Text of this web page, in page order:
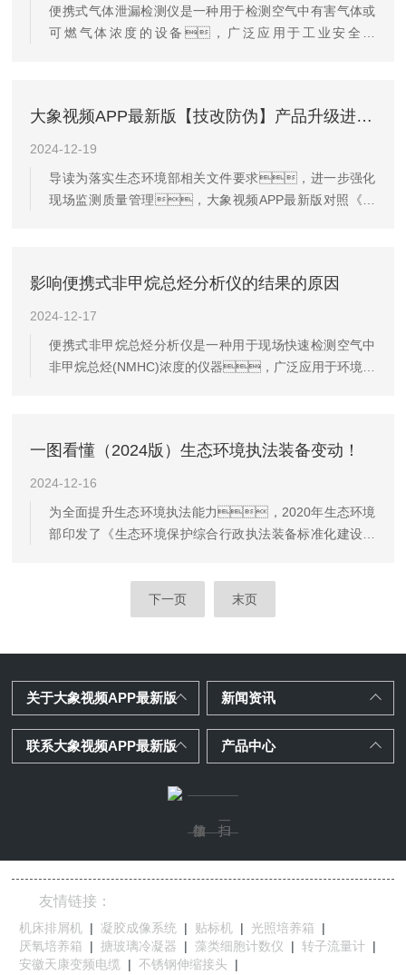
减。2.信号检测：衰减后的β射线被探测
器接收，转化为电信号。该电信号与烟
样...
便携式气体泄漏检测仪是一种用于检测空气中有害气体或
可燃气体浓度的设备，广泛应用于工业安全监
的准确性和安全性。1.使用前准备-仔细阅读说明
书：在使用便携式气体泄漏检测仪之前，务
的性能、操作方法和注意事项。-检查电池电
量：确保电池电量充足，如发现电池电量不
大象视频APP最新版【技改防伪】产品升级进行时！
2024-12-19
导读为落实生态环境部相关文件要求，进一步强化
现场监测质量管理，大象视频APP最新版对照《现
影响便携式非甲烷总烃分析仪的结果的原因
2024-12-17
便携式非甲烷总烃分析仪是一种用于现场快速检测空气中
非甲烷总烃(NMHC)浓度的仪器，广泛应用于环境监
携式非甲烷总烃分析仪影响因素的详细描述：
一、环境条件1.温度变化：温度对便携式非
仪器内部元件过热，影响电子信号的稳定
性；低温则可能导致反应速率下降，影响检测
使用时应采取相应的防护措施。2.湿度影响...
一图看懂（2024版）生态环境执法装备变动！
2024-12-16
为全面提升生态环境执法能力，2020年生态环境
部印发了《生态环境保护综合行政执法装备标准化建设指
范化建设中发挥了重要作用。随着综合行政执法
改革的深入推进，以及生态环境执法机构职责的调
整，现行标准中部分装备已不适应实际执法需
版)》。明确了装备的配备模式和管理要求、
更新了新领域执法装备、新增了技术参
数、调整了装备分类和配备数量，进一步指导
地方加...
下一页 末页
关于大象视频APP最新版 新闻资讯
联系大象视频APP最新版 产品中心
友情链接：
机床排屑机 | 凝胶成像系统 | 贴标机 | 光照培养箱
|
厌氧培养箱
| 搪玻璃冷凝器 | 藻类细胞计数仪 | 转子流量计 |
安徽天康变频电缆 | 不锈钢伸缩接头 |